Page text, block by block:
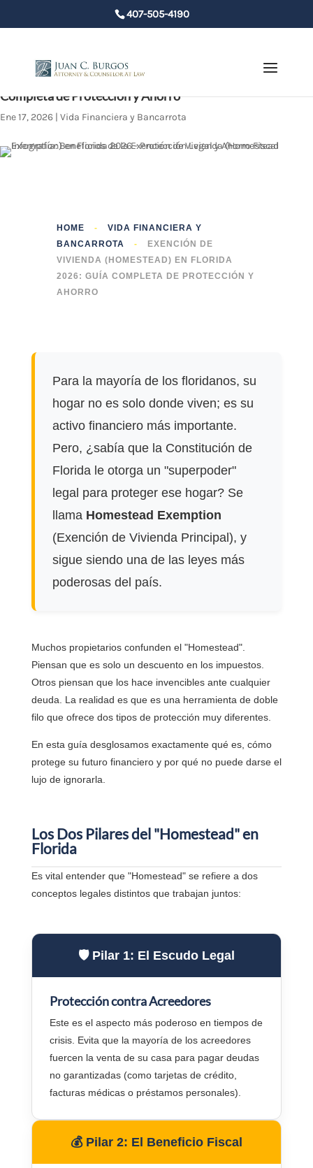
407-505-4190
Completa de Protección y Ahorro
Ene 17, 2026 | Vida Financiera y Bancarrota
HOME -
VIDA FINANCIERA Y
BANCARROTA
-
EXENCIÓN DE
VIVIENDA (HOMESTEAD) EN FLORIDA
2026: GUÍA COMPLETA DE PROTECCIÓN Y
AHORRO
Para la mayoría de los floridanos, su
hogar no es solo donde viven; es su
activo financiero más importante.
Pero, ¿sabía que la Constitución de
Florida le otorga un "superpoder"
legal para proteger ese hogar? Se
llama Homestead Exemption
(Exención de Vivienda Principal), y
sigue siendo una de las leyes más
poderosas del país.
Muchos propietarios confunden el "Homestead".
Piensan que es solo un descuento en los impuestos.
Otros piensan que los hace invencibles ante cualquier
deuda. La realidad es que es una herramienta de doble
filo que ofrece dos tipos de protección muy diferentes.
En esta guía desglosamos exactamente qué es, cómo
protege su futuro financiero y por qué no puede darse el
lujo de ignorarla.
Los Dos Pilares del "Homestead" en
Florida
Es vital entender que "Homestead" se refiere a dos
conceptos legales distintos que trabajan juntos:
🛡️ Pilar 1: El Escudo Legal
Protección contra Acreedores
Este es el aspecto más poderoso en tiempos de
crisis. Evita que la mayoría de los acreedores
fuercen la venta de su casa para pagar deudas
no garantizadas (como tarjetas de crédito,
facturas médicas o préstamos personales).
💰 Pilar 2: El Beneficio Fiscal